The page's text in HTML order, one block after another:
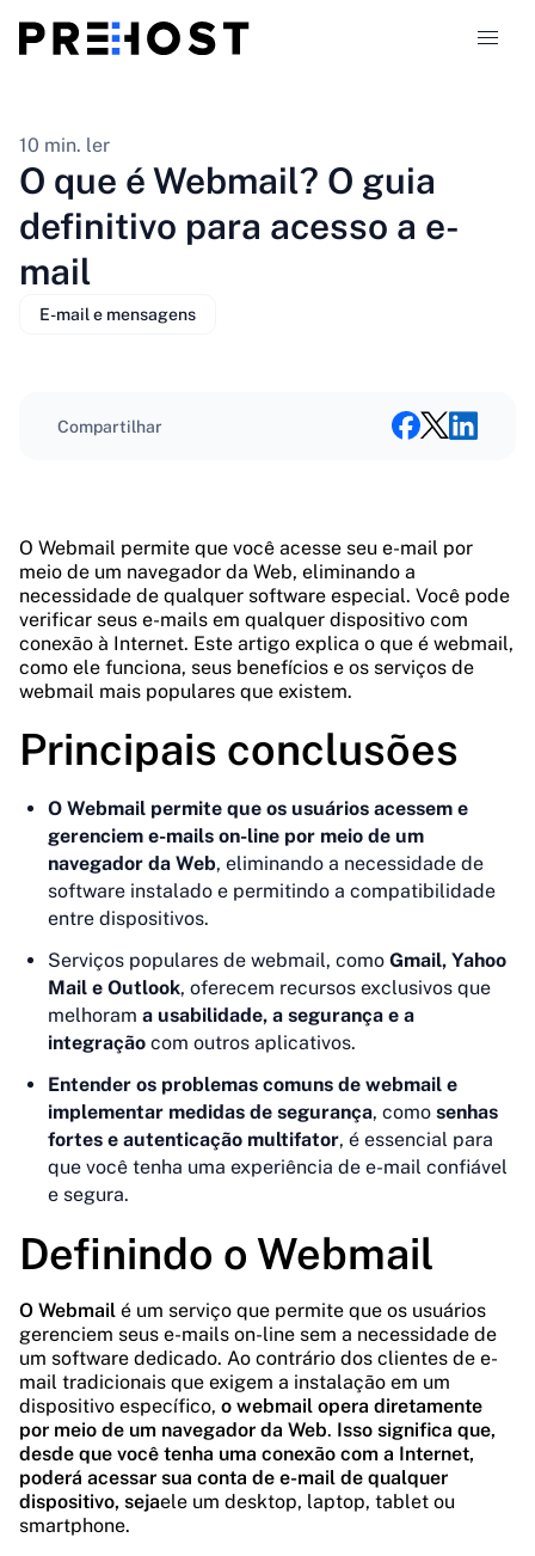
Tipos de hospedagem
Comparações
Cupons
10 min. ler
O que é Webmail? O guia
definitivo para acesso a e-
mail
E-mail e mensagens
Compartilhar
O Webmail permite que você acesse seu e-mail por
meio de um navegador da Web, eliminando a
necessidade de qualquer software especial. Você pode
verificar seus e-mails em qualquer dispositivo com
conexão à Internet. Este artigo explica o que é webmail,
como ele funciona, seus benefícios e os serviços de
webmail mais populares que existem.
Principais conclusões
O Webmail permite que os usuários acessem e
gerenciem e-mails on-line por meio de um
navegador da Web, eliminando a necessidade de
software instalado e permitindo a compatibilidade
entre dispositivos.
Serviços populares de webmail, como Gmail, Yahoo
Mail e Outlook, oferecem recursos exclusivos que
melhoram a usabilidade, a segurança e a
integração com outros aplicativos.
Entender os problemas comuns de webmail e
implementar medidas de segurança, como senhas
fortes e autenticação multifator, é essencial para
que você tenha uma experiência de e-mail confiável
e segura.
Definindo o Webmail
O Webmail é um serviço que permite que os usuários
gerenciem seus e-mails on-line sem a necessidade de
um software dedicado. Ao contrário dos clientes de e-
mail tradicionais que exigem a instalação em um
dispositivo específico, o webmail opera diretamente
por meio de um navegador da Web. Isso significa que,
desde que você tenha uma conexão com a Internet,
poderá acessar sua conta de e-mail de qualquer
dispositivo, sejaele um desktop, laptop, tablet ou
smartphone.